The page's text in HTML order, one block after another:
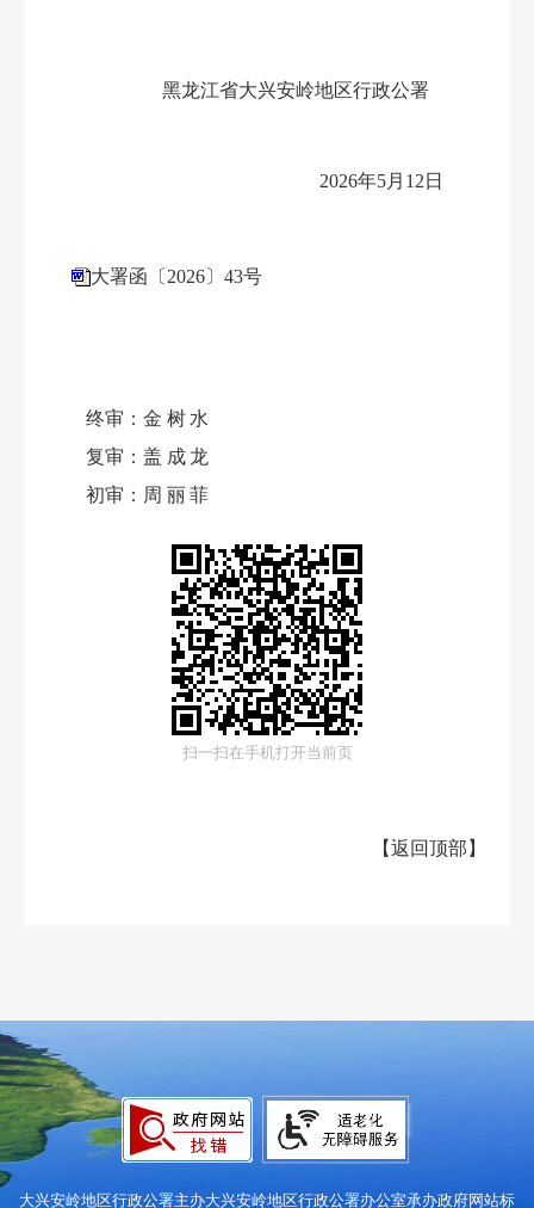
黑龙江省大兴安岭地区行政公署
2026年5月12日
大署函〔2026〕43号
终审： 金树水
复审： 盖成龙
初审： 周丽菲
扫一扫在手机打开当前页
【返回顶部 】
大兴安岭地区行政公署主办大兴安岭地区行政公署办公室承办政府网站标